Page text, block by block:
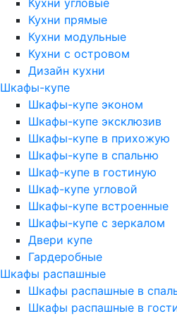
Кухни угловые
Кухни прямые
Кухни модульные
Кухни с островом
Дизайн кухни
Шкафы-купе
Шкафы-купе эконом
Шкафы-купе эксклюзив
Шкафы-купе в прихожую
Шкафы-купе в спальню
Шкаф-купе в гостиную
Шкаф-купе угловой
Шкафы-купе встроенные
Шкафы-купе с зеркалом
Двери купе
Гардеробные
Шкафы распашные
Шкафы распашные в
Шкафы распашные в